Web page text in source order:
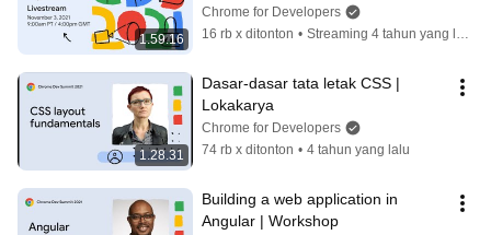
1.59.16
Chrome for Developers
16 rb x ditonton • Streaming 4 tahun yang lalu
1.28.31
Dasar-dasar tata letak CSS |
Lokakarya
Chrome for Developers
74 rb x ditonton • 4 tahun yang lalu
Building a web application in
Angular | Workshop